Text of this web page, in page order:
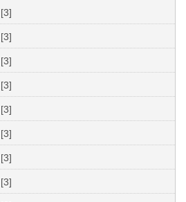
[3]
[3]
[3]
[3]
[3]
[3]
[3]
[3]